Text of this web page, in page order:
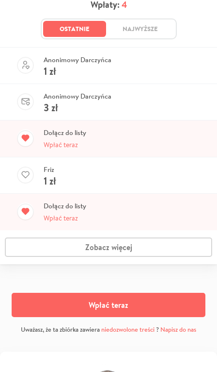
Wpłaty: 4
OSTATNIE NAJWYŻSZE
Anonimowy Darczyńca
1 zł
Anonimowy Darczyńca
3 zł
Dołącz do listy
Wpłać teraz
Friz
1 zł
Dołącz do listy
Wpłać teraz
Zobacz więcej
Wpłać teraz
Uważasz, że ta zbiórka zawiera niedozwolone treści? Napisz do nas